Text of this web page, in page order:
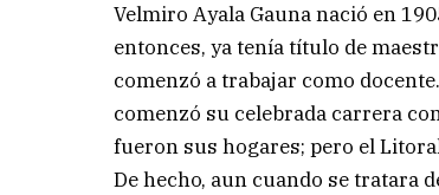
Velmiro Ayala Gauna nació en
entonces, ya tenía título de
comenzó a trabajar como
comenzó su celebrada carrera
fueron sus hogares; pero el
De hecho, aun cuando se tratara